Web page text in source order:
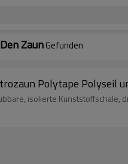
ZaunGefunden
Polytape Polyseil
isolierte Kunststoffschale,